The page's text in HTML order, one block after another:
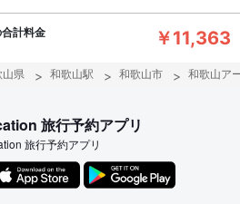
計料金 ￥11,363
山県 和歌山駅 和歌山市 和歌山ア
旅行予約アプリ
旅行予約アプリ